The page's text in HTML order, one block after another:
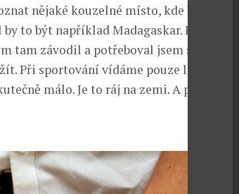
nějaké kouzelné místo, kde bude
to být například Madagaskar. Letos
tam závodil a potřeboval jsem se
Při sportování vídáme pouze letiště
málo. Je to ráj na zemi. A pro